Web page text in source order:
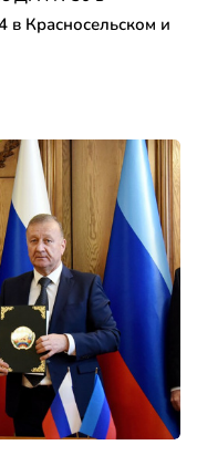
Красносельском и